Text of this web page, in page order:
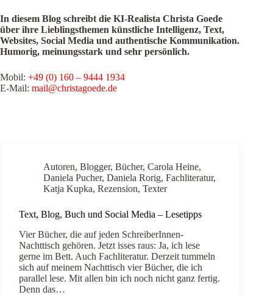
In diesem Blog schreibt die KI-Realista Christa Goede
über ihre Lieblingsthemen künstliche Intelligenz, Text,
Websites, Social Media und authentische Kommunikation.
Humorig, meinungsstark und sehr persönlich.
Mobil: +49 (0) 160 – 9444 1934
E-Mail: mail@christagoede.de
Autoren, Blogger, Bücher, Carola Heine,
Daniela Pucher, Daniela Rorig, Fachliteratur,
Katja Kupka, Rezension, Texter
Text, Blog, Buch und Social Media – Lesetipps
Vier Bücher, die auf jeden SchreiberInnen-
Nachttisch gehören. Jetzt isses raus: Ja, ich lese
gerne im Bett. Auch Fachliteratur. Derzeit tummeln
sich auf meinem Nachttisch vier Bücher, die ich
parallel lese. Mit allen bin ich noch nicht ganz fertig.
Denn das…